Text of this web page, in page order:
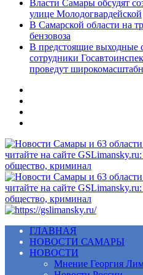
Власти Самары обсудят
улице Молодогвардейской
В Самарской области на
бензовоза
В предстоящие выходные
сотрудники
проведут
Меню
ГЛАВНАЯ
НОВОСТИ САМАРЫ
НОВОСТИ
Мнение Георгия